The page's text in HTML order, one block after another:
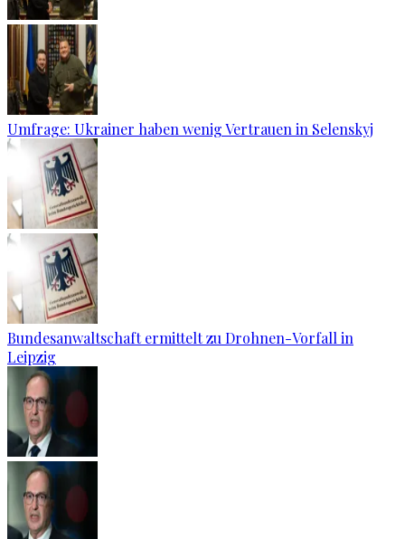
Umfrage: Ukrainer haben wenig Vertrauen in Selenskyj
Bundesanwaltschaft ermittelt zu Drohnen-Vorfall in
Leipzig